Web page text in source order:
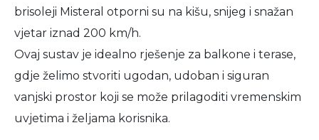
brisoleji Misteral otporni su na kišu, snijeg i snažan
vjetar iznad 200 km/h.
Ovaj sustav je idealno rješenje za balkone i terase,
gdje želimo stvoriti ugodan, udoban i siguran
vanjski prostor koji se može prilagoditi vremenskim
uvjetima i željama korisnika.